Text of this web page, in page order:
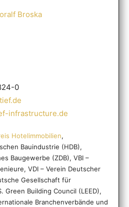
Broska
0
infrastructure.de
Hotelimmobilien,
Bauindustrie (HDB),
Baugewerbe (ZDB), VBI –
VDI – Verein Deutscher
Gesellschaft für
Green Building Council (LEED),
Branchenverbände und